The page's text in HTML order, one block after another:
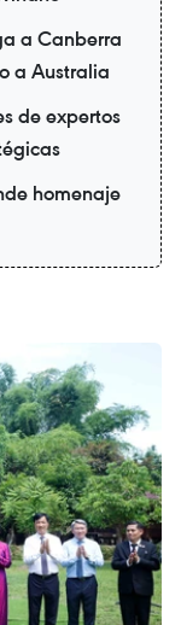
a Canberra
a Australia
de expertos
homenaje